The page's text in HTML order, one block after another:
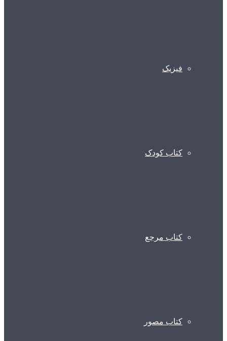
فیزیک
کتاب کودک
کتاب مرجع
کتاب مصور